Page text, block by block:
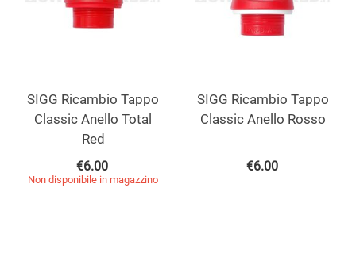
SIGG Ricambio Tappo
Classic Anello Total
Red
€6.00
Non disponibile in magazzino
SIGG Ricambio Tappo
Classic Anello Rosso
€6.00